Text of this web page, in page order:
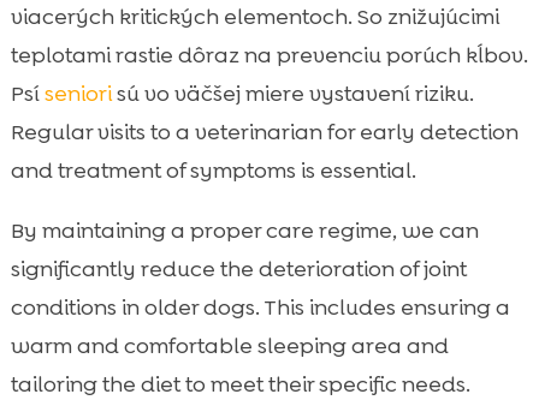
viacerých kritických elementoch. So znižujúcimi
teplotami rastie dôraz na prevenciu porúch kĺbov.
Psíseniorisú vo väčšej miere vystavení riziku.
Regular visits to a veterinarian for early detection
and treatment of symptoms is essential.
By maintaining a proper care regime, we can
significantly reduce the deterioration of joint
conditions in older dogs. This includes ensuring a
warm and comfortable sleeping area and
tailoring the diet to meet their specific needs.